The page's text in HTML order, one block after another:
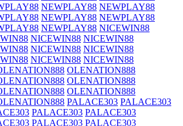
NEWPLAY88 NEWPLAY88
NEWPLAY88 NEWPLAY88
NEWPLAY88 NICEWIN88
NICEWIN88 NICEWIN88
NICEWIN88 NICEWIN88
NICEWIN88 NICEWIN88
OLENATION888
OLENATION888
OLENATION888
PALACE303 PALACE303
PALACE303 PALACE303
PALACE303 PALACE303